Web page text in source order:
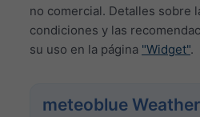
no comercial. Detalles sobre
condiciones y las
su uso en la página "Widget".
meteoblue